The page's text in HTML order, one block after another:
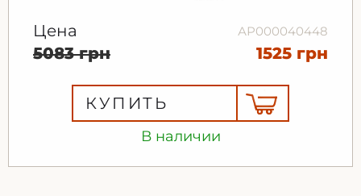
В наличии
Цена АР000040448
5083 грн 1525 грн
КУПИТЬ